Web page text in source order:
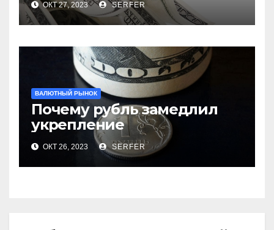
ОКТ 27, 2023 SERFER
ВАЛЮТНЫЙ РЫНОК
Почему рубль замедлил
укрепление
ОКТ 26, 2023 SERFER